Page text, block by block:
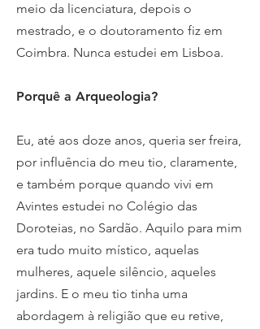
meio da licenciatura, depois o
mestrado, e o doutoramento fiz em
Coimbra. Nunca estudei em Lisboa.
Porquê a Arqueologia?
Eu, até aos doze anos, queria ser freira,
por influência do meu tio, claramente,
e também porque quando vivi em
Avintes estudei no Colégio das
Doroteias, no Sardão. Aquilo para mim
era tudo muito místico, aquelas
mulheres, aquele silêncio, aqueles
jardins. E o meu tio tinha uma
abordagem à religião que eu retive,